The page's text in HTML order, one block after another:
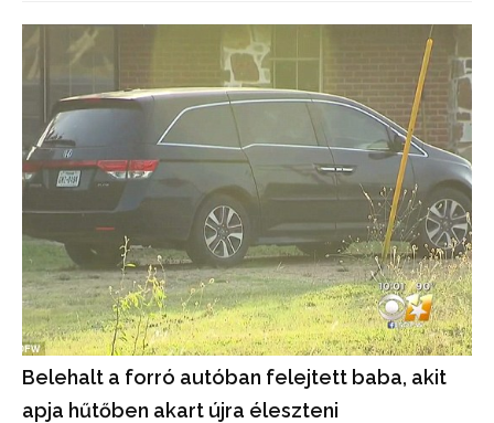
Belehalt a forró autóban felejtett baba, akit
apja hűtőben akart újra éleszteni